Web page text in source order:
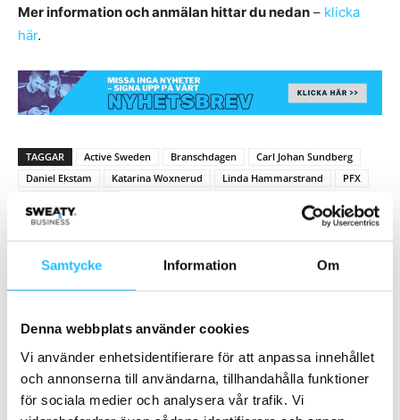
Samtycke Information Om
Denna webbplats använder cookies
Vi använder enhetsidentifierare för att anpassa innehållet
och annonserna till användarna, tillhandahålla funktioner
för sociala medier och analysera vår trafik. Vi
Mer information och anmälan hittar du nedan – klicka
här.
TAGGAR Active Sweden Branschdagen
Carl Johan Sundberg
Daniel Ekstam
Katarina Woxnerud Linda Hammarstrand
PFX
Förra artikeln
VM på löpband tar form – RUN
X öppnar för anläggningar
Nästa artikel
Sensomotorisk träning blir en
del av medlemsresan på